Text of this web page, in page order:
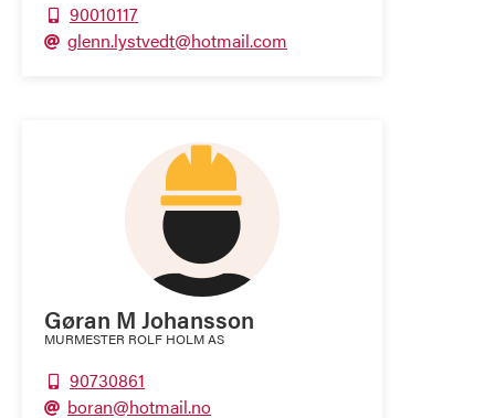
 90010117
 glenn.lystvedt@hotmail.com
Gøran M Johansson
MURMESTER ROLF HOLM AS
 90730861
 boran@hotmail.no